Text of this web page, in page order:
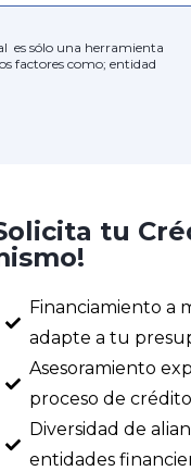
es sólo una herramienta
factores como; entidad
tu
Financiamiento a
adapte a tu
Asesoramiento
proceso de
Diversidad de
entidades